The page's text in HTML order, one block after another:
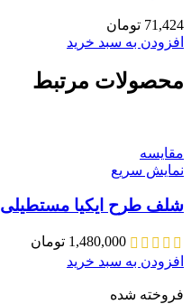
71,424 تومان
افزودن به سبد خرید
محصولات مرتبط
مقايسه
نمایش سریع
شلف طرح ایکیا مستطیلی
1,480,000 تومان
افزودن به سبد خرید
فروخته شده